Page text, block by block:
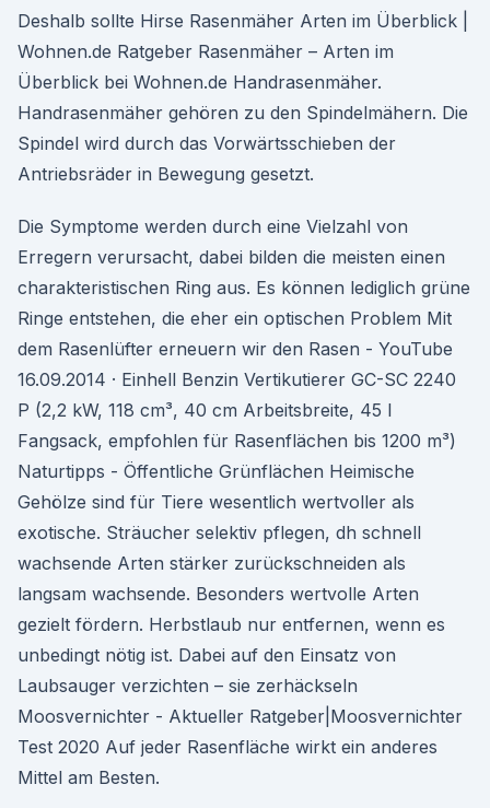
Deshalb sollte Hirse Rasenmäher Arten im Überblick |
Wohnen.de Ratgeber Rasenmäher – Arten im
Überblick bei Wohnen.de Handrasenmäher.
Handrasenmäher gehören zu den Spindelmähern. Die
Spindel wird durch das Vorwärtsschieben der
Antriebsräder in Bewegung gesetzt.
Die Symptome werden durch eine Vielzahl von
Erregern verursacht, dabei bilden die meisten einen
charakteristischen Ring aus. Es können lediglich grüne
Ringe entstehen, die eher ein optischen Problem Mit
dem Rasenlüfter erneuern wir den Rasen - YouTube
16.09.2014 · Einhell Benzin Vertikutierer GC-SC 2240
P (2,2 kW, 118 cm³, 40 cm Arbeitsbreite, 45 l
Fangsack, empfohlen für Rasenflächen bis 1200 m³)
Naturtipps - Öffentliche Grünflächen Heimische
Gehölze sind für Tiere wesentlich wertvoller als
exotische. Sträucher selektiv pflegen, dh schnell
wachsende Arten stärker zurückschneiden als
langsam wachsende. Besonders wertvolle Arten
gezielt fördern. Herbstlaub nur entfernen, wenn es
unbedingt nötig ist. Dabei auf den Einsatz von
Laubsauger verzichten – sie zerhäckseln
Moosvernichter - Aktueller Ratgeber|Moosvernichter
Test 2020 Auf jeder Rasenfläche wirkt ein anderes
Mittel am Besten.